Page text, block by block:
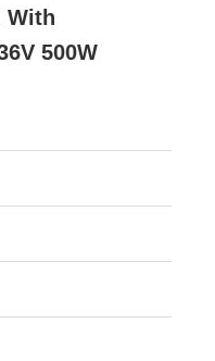
With
500W